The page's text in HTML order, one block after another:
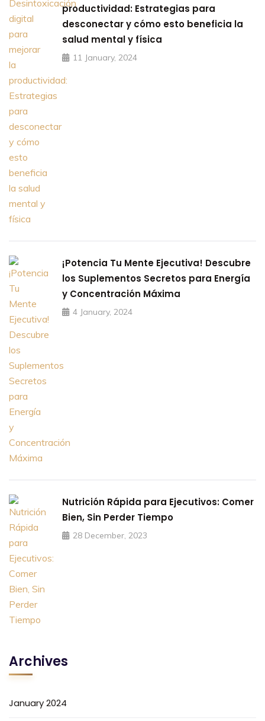
productividad: Estrategias para
desconectar y cómo esto beneficia la
salud mental y física
11 January, 2024
¡Potencia Tu Mente Ejecutiva! Descubre
los Suplementos Secretos para Energía
y Concentración Máxima
4 January, 2024
Nutrición Rápida para Ejecutivos: Comer
Bien, Sin Perder Tiempo
28 December, 2023
Archives
January 2024